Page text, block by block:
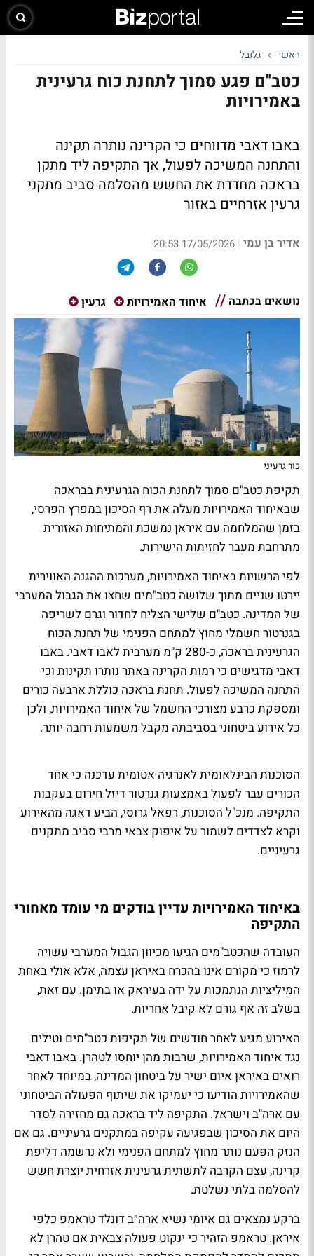
ראשי גלובל
כטב"ם פגע סמוך לתחנת כוח גרעינית
באמירויות
באבו דאבי מדווחים כי הקרינה נותרה תקינה
והתחנה המשיכה לפעול, אך התקיפה ליד מתקן
בראכה מחדדת את החשש מהסלמה סביב מתקני
גרעין אזרחיים באזור
אדיר בן עמי |
17/05/2026 20:53
נושאים בכתבה איחוד האמירויות גרעין
כור גרעיני
תקיפת כטב"ם סמוך לתחנת הכוח הגרעינית בבראכה
שבאיחוד האמירויות מעלה את רף הסיכון במפרץ הפרסי,
בזמן שהמלחמה עם איראן נמשכת והמתיחות האזורית
מתרחבת מעבר לחזיתות הישירות.
לפי הרשויות באיחוד האמירויות, מערכות ההגנה האווירית
יירטו שניים מתוך שלושה כטב"מים שחצו את הגבול המערבי
של המדינה. כטב"ם שלישי הצליח לחדור וגרם לשריפה
בגנרטור חשמלי מחוץ למתחם הפנימי של תחנת הכוח
הגרעינית בראכה, כ-280 ק"מ מערבית לאבו דאבי. באבו
דאבי מדגישים כי רמות הקרינה באתר נותרו תקינות וכי
התחנה המשיכה לפעול. תחנת בראכה כוללת ארבעה כורים
ומספקת כרבע מצורכי החשמל של איחוד האמירויות, ולכן
כל אירוע ביטחוני בסביבתה מקבל משמעות רחבה יותר.
הסוכנות הבינלאומית לאנרגיה אטומית עדכנה כי אחד
הכורים עבר לפעול באמצעות גנרטור דיזל חירום בעקבות
התקיפה. מנכ"ל הסוכנות, רפאל גרוסי, הביע דאגה מהאירוע
וקרא לצדדים לשמור על איפוק צבאי מרבי סביב מתקנים
גרעיניים.
באיחוד האמירויות עדיין בודקים מי עומד מאחורי
התקיפה
העובדה שהכטב"מים הגיעו מכיוון הגבול המערבי עשויה
לרמוז כי מקורם אינו בהכרח באיראן עצמה, אלא אולי באחת
המיליציות הנתמכות על ידה בעיראק או בתימן. עם זאת,
בשלב זה אף גורם לא קיבל אחריות.
האירוע מגיע לאחר חודשים של תקיפות כטב"מים וטילים
נגד איחוד האמירויות, שרבות מהן יוחסו לטהרן. באבו דאבי
רואים באיראן איום ישיר על ביטחון המדינה, במיוחד לאחר
שהאמירויות הודיעו כי יעמיקו את שיתוף הפעולה הביטחוני
עם ארה"ב וישראל. התקיפה ליד בראכה גם מחזירה לסדר
היום את הסיכון שבפגיעה עקיפה במתקנים גרעיניים. גם אם
הנזק הפעם נותר מחוץ למתחם הפנימי ולא נרשמה דליפת
קרינה, עצם הקרבה לתשתית גרעינית אזרחית יוצרת חשש
להסלמה בלתי נשלטת.
ברקע נמצאים גם איומי נשיא ארה״ב דונלד טראמפ כלפי
איראן. טראמפ הזהיר כי ינקוט פעולה צבאית אם טהרן לא